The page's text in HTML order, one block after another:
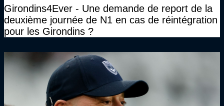
Girondins4Ever - Une demande de report de la
deuxième journée de N1 en cas de réintégration
pour les Girondins ?